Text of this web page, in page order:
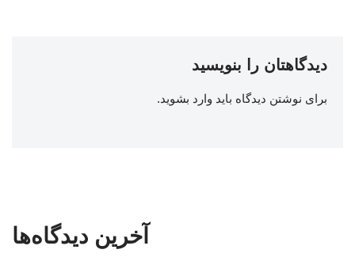
دیدگاهتان را بنویسید
برای نوشتن دیدگاه باید وارد بشوید.
آخرین دیدگاه‌ها